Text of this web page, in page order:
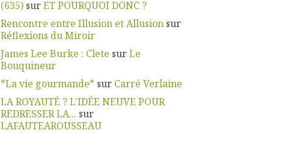
(635)surET POURQUOI DONC ?
Rencontre entre Illusion et Allusionsur
Réflexions du Miroir
James Lee Burke : Clete surLe
Bouquineur
*La vie gourmande* sur Carré Verlaine
LA ROYAUTÉ ? L'IDÉE NEUVE POUR
REDRESSER LA... sur
LAFAUTEAROUSSEAU